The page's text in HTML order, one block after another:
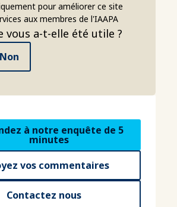
pour améliorer ce site
aux membres de l'IAAPA
vous a-t-elle été utile ?
Non
à notre enquête de 5
minutes
vos commentaires
Contactez nous